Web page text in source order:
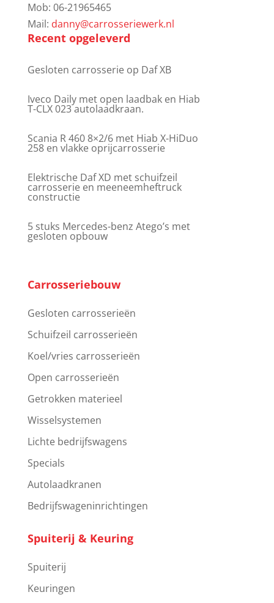
Mob: 06-21965465
Mail: danny@carrosseriewerk.nl
Recent opgeleverd
Gesloten carrosserie op Daf XB
Iveco Daily met open laadbak en Hiab
T-CLX 023 autolaadkraan.
Scania R 460 8×2/6 met Hiab X-HiDuo
258 en vlakke oprijcarrosserie
Elektrische Daf XD met schuifzeil
carrosserie en meeneemheftruck
constructie
5 stuks Mercedes-benz Atego’s met
gesloten opbouw
Carrosseriebouw
Gesloten carrosserieën
Schuifzeil carrosserieën
Koel/vries carrosserieën
Open carrosserieën
Getrokken materieel
Wisselsystemen
Lichte bedrijfswagens
Specials
Autolaadkranen
Bedrijfswageninrichtingen
Spuiterij & Keuring
Spuiterij
Keuringen